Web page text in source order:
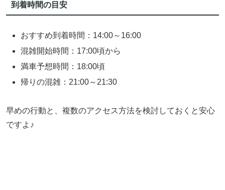
到着時間の目安
おすすめ到着時間：14:00～16:00
混雑開始時間：17:00頃から
満車予想時間：18:00頃
帰りの混雑：21:00～21:30
早めの行動と、複数のアクセス方法を検討しておくと安心
ですよ♪